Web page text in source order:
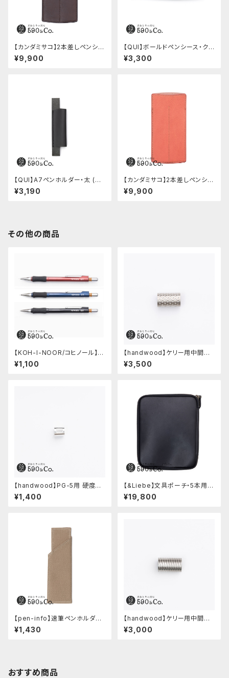
【カンダミサコ】2本差しペンシー
ス・ショート用 ミネルバボックス
(カスターニョ)
¥9,900
【QUI】ボールドペンシース・ク
ードゥー (ブルー)
¥3,300
【QUI】A7ペンホルダー・太 (ブ
ラック)
¥3,190
【カンダミサコ】2本差しペンシー
ス・ミネルバボックス (ローズア
ンティコ)
¥9,900
その他の商品
【KOH-I-NOOR/コヒノール】M
ephisto profi 5035シャープ
ペンシル(0.5mm)
¥1,100
【handwood】ケリー用中間パ
ーツ/カスタムグリップ (ディンプ
ル/ステンレス)
¥3,500
【handwood】PG-5用 硬度表
示窓 (アルミ/長方形)
¥1,400
【&Liebe】文具ポーチ・5本用
(スムースブラック)
¥19,800
【pen-info】速筆ペンホルダー
590&Co.別注色 (ベージュ)
¥1,430
【handwood】ケリー用中間パ
ーツ/カスタムグリップ (多条/ス
テンレス)
¥3,000
おすすめ商品